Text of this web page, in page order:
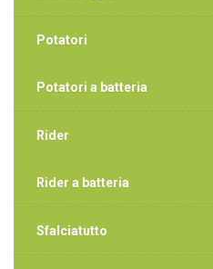
Potatori
Potatori a batteria
Rider
Rider a batteria
Sfalciatutto